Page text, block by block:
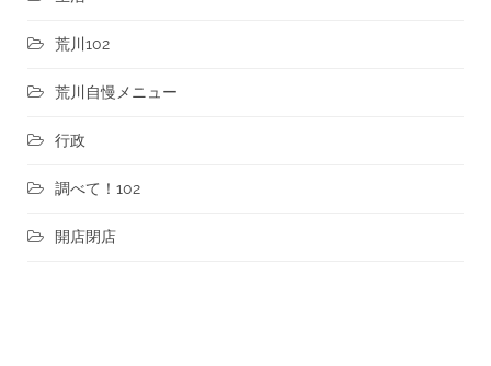
荒川102
荒川自慢メニュー
行政
調べて！102
開店閉店